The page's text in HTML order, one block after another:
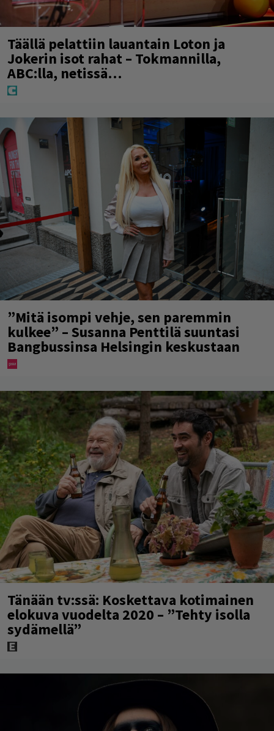
Täällä pelattiin lauantain Loton ja
Jokerin isot rahat – Tokmannilla,
ABC:lla, netissä…
”Mitä isompi vehje, sen paremmin
kulkee” – Susanna Penttilä suuntasi
Bangbussinsa Helsingin keskustaan
Tänään tv:ssä: Koskettava kotimainen
elokuva vuodelta 2020 – ”Tehty isolla
sydämellä”